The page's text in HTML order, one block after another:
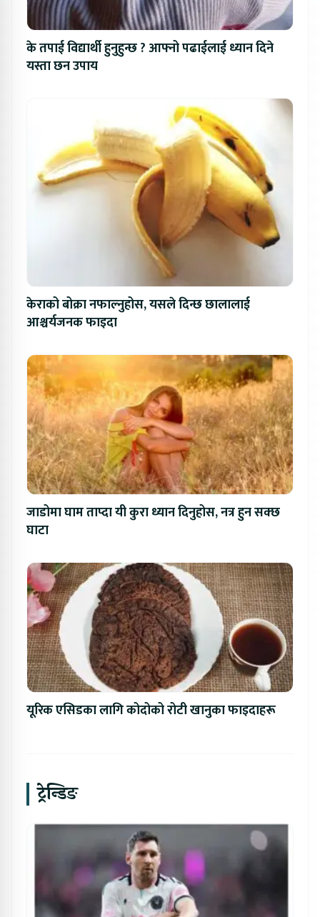
के तपाई विद्यार्थी हुनुहुन्छ ? आफ्नो पढाईलाई ध्यान दिने
यस्ता छन उपाय
केराको बोक्रा नफाल्नुहोस, यसले दिन्छ छालालाई
आश्चर्यजनक फाइदा
जाडोमा घाम ताप्दा यी कुरा ध्यान दिनुहोस, नत्र हुन सक्छ
घाटा
यूरिक एसिडका लागि कोदोको रोटी खानुका फाइदाहरू
ट्रेन्डिङ